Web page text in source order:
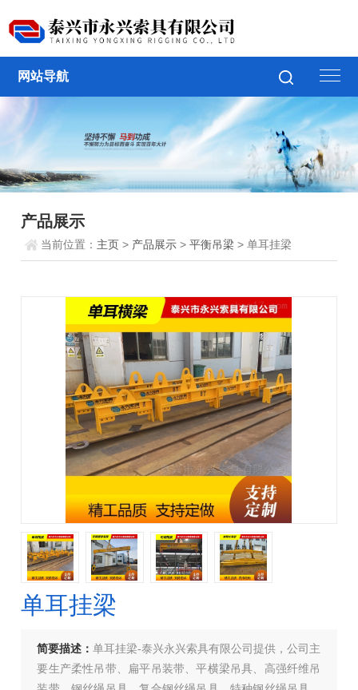
网站导航
产品展示
当前位置： 主页 > 产品展示 >平衡吊梁 > 单耳挂梁
单耳挂梁
简要描述：单耳挂梁-泰兴永兴索具有限公司提供，公司主
要生产柔性吊带、扁平吊装带、平横梁吊具、高强纤维吊